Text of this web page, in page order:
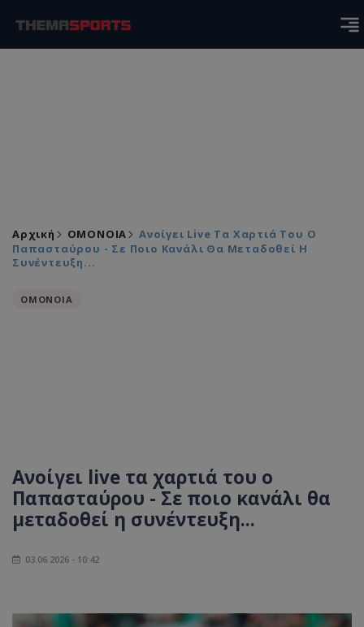
Αρχική ΟΜΟΝΟΙΑ
Ανοίγει Live Τα Χαρτιά Του Ο
Παπασταύρου - Σε Ποιο Κανάλι Θα Μεταδοθεί Η
Συνέντευξη...
ΟΜΟΝΟΙΑ
Ανοίγει live τα χαρτιά του ο
Παπασταύρου - Σε ποιο κανάλι θα
μεταδοθεί η συνέντευξη...
03.06.2026 - 10:42